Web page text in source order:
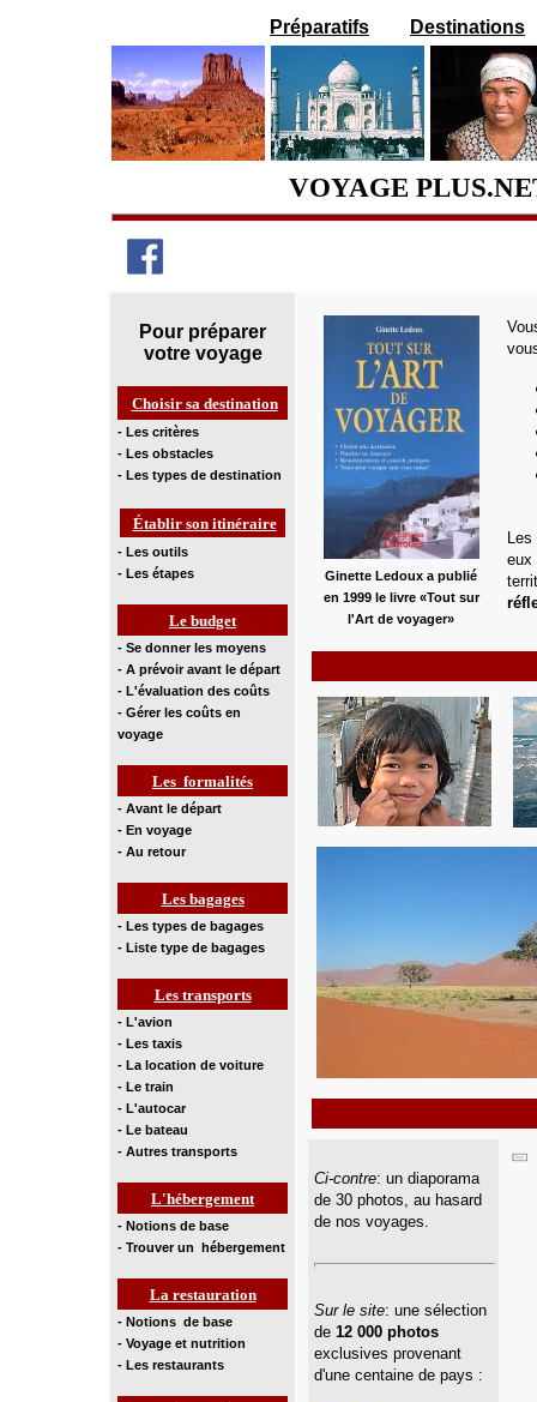
Préparatifs Destinations
VOYAGE
Pour préparer
votre voyage
Choisir sa destination
- Les critères
- Les obstacles
- Les types de destination
Établir son itinéraire
- Les outils
- Les étapes
Le budget
- Se donner les moyens
- A prévoir avant le départ
- L'évaluation des coûts
- Gérer les coûts en
voyage
Les formalités
- Avant le départ
- En voyage
- Au retour
Les bagages
- Les types de bagages
- Liste type de bagages
Les transports
- L'avion
- Les taxis
- La location de voiture
- Le train
- L'autocar
- Le bateau
- Autres transports
L'hébergement
- Notions de base
- Trouver un hébergement
La restauration
- Notions de base
- Voyage et nutrition
- Les restaurants
Ginette Ledoux a publié
en 1999 le livre «Tout sur
l'Art de voyager»
eux
Ci-contre: un diaporama
de 30 photos, au hasard
de nos voyages.
Sur le site: une sélection
de 12 000 photos
exclusives provenant
d'une centaine de pays :